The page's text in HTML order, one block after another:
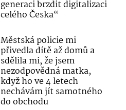
generaci brzdit digitalizaci
celého Česka“
Městská policie mi
přivedla dítě až domů a
sdělila mi, že jsem
nezodpovědná matka,
když ho ve 4 letech
nechávám jít samotného
do obchodu